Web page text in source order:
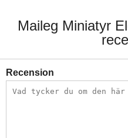
Maileg Miniatyr
Recension